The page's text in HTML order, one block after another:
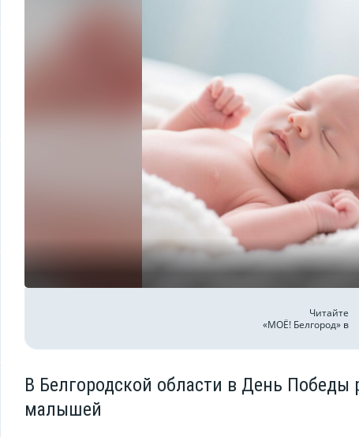
Читайте
«МОЁ! Белгород» в
В Белгородской области в День Победы
малышей